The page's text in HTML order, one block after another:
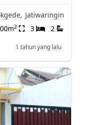
Jatiwaringin
2 3 2
1 tahun yang lalu